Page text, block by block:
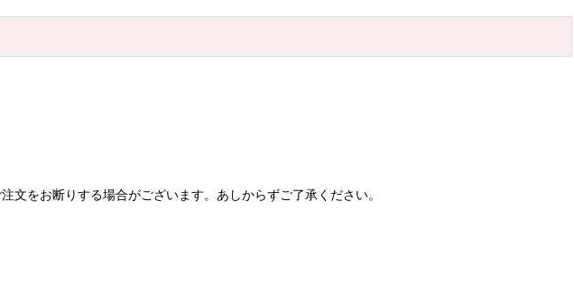
をお断りする場合がございます。あしからずご了承ください。